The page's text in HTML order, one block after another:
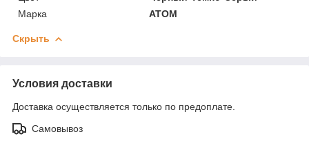
Марка
ATOM
Скрыть
Условия доставки
Доставка осуществляется только по предоплате.
Самовывоз